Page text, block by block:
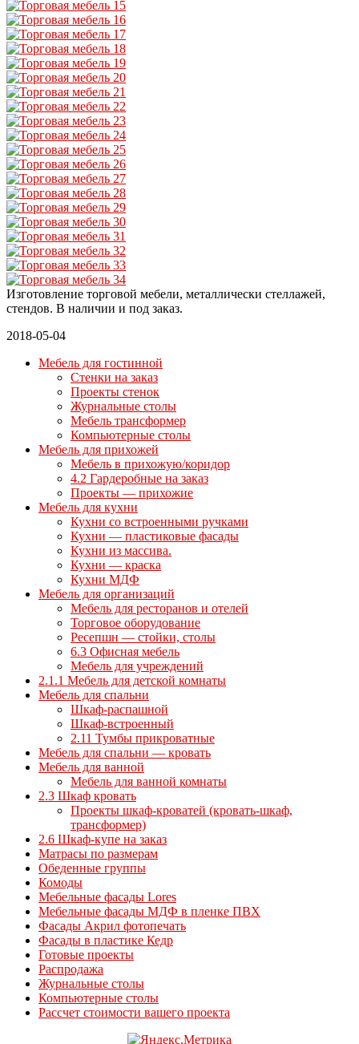
Изготовление торговой мебели, металлически стеллажей,
стендов. В наличии и под заказ.
2018-05-04
Мебель для гостинной
Стенки на заказ
Проекты стенок
Журнальные столы
Мебель трансформер
Компьютерные столы
Мебель для прихожей
Мебель в прихожую/коридор
4.2 Гардеробные на заказ
Проекты — прихожие
Мебель для кухни
Кухни со встроенными ручками
Кухни — пластиковые фасады
Кухни из массива.
Кухни — краска
Кухни МДФ
Мебель для организаций
Мебель для ресторанов и отелей
Торговое оборудование
Ресепшн — стойки, столы
6.3 Офисная мебель
Мебель для учреждений
2.1.1 Мебель для детской комнаты
Мебель для спальни
Шкаф-распашной
Шкаф-встроенный
2.11 Тумбы прикроватные
Мебель для спальни — кровать
Мебель для ванной
Мебель для ванной комнаты
2.3 Шкаф кровать
Проекты шкаф-кроватей (кровать-шкаф,
трансформер)
2.6 Шкаф-купе на заказ
Матрасы по размерам
Обеденные группы
Комоды
Мебельные фасады Lores
Мебельные фасады МДФ в пленке ПВХ
Фасады Акрил фотопечать
Фасады в пластике Кедр
Готовые проекты
Распродажа
Журнальные столы
Компьютерные столы
Рассчет стоимости вашего проекта